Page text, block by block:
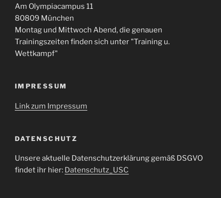
Am Olympiacampus 11
80809 München
Montag und Mittwoch Abend, die genauen
Trainingszeiten finden sich unter "Training u.
Wettkampf"
IMPRESSUM
Link zum Impressum
DATENSCHUTZ
Unsere aktuelle Datenschutzerklärung gemäß DSGVO
findet ihr hier: Datenschutz_USC